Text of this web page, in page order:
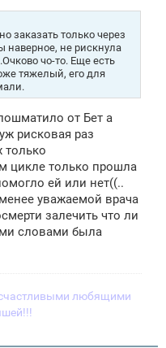
заказать только через
наверное, не рискнула
чо-то. Еще есть
тяжелый, его для
от Бет а
рисковая раз
только
цикле только прошла
ей или нет((..
уважаемой врача
залечить что ли
словами была
любящими